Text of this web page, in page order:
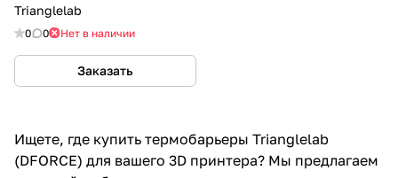
Trianglelab
0 0 Нет в наличии
Заказать
Ищете, где купить термобарьеры Trianglelab
(DFORCE) для вашего 3D принтера? Мы предлагаем